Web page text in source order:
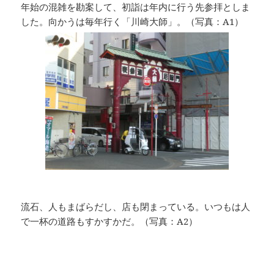
年始の混雑を勘案して、初詣は年内に行う先参拝としま
した。向かうは毎年行く「川崎大師」。（写真：A1）
流石、人もまばらだし、店も閉まっている。いつもは人
で一杯の道路もすかすかだ。（写真：A2）